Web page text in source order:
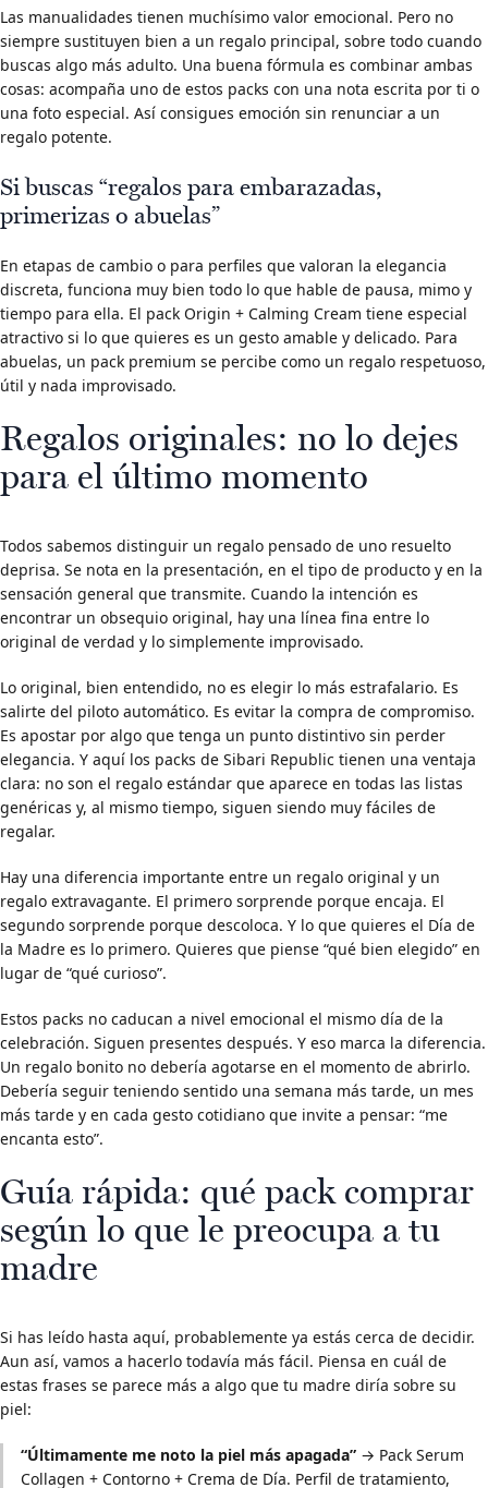
Las manualidades tienen muchísimo valor emocional. Pero no
siempre sustituyen bien a un regalo principal, sobre todo cuando
buscas algo más adulto. Una buena fórmula es combinar ambas
cosas: acompaña uno de estos packs con una nota escrita por ti o
una foto especial. Así consigues emoción sin renunciar a un
regalo potente.
Si buscas “regalos para embarazadas,
primerizas o abuelas”
En etapas de cambio o para perfiles que valoran la elegancia
discreta, funciona muy bien todo lo que hable de pausa, mimo y
tiempo para ella. El pack Origin + Calming Cream tiene especial
atractivo si lo que quieres es un gesto amable y delicado. Para
abuelas, un pack premium se percibe como un regalo respetuoso,
útil y nada improvisado.
Regalos originales: no lo dejes
para el último momento
Todos sabemos distinguir un regalo pensado de uno resuelto
deprisa. Se nota en la presentación, en el tipo de producto y en la
sensación general que transmite. Cuando la intención es
encontrar un obsequio original, hay una línea fina entre lo
original de verdad y lo simplemente improvisado.
Lo original, bien entendido, no es elegir lo más estrafalario. Es
salirte del piloto automático. Es evitar la compra de compromiso.
Es apostar por algo que tenga un punto distintivo sin perder
elegancia. Y aquí los packs de Sibari Republic tienen una ventaja
clara: no son el regalo estándar que aparece en todas las listas
genéricas y, al mismo tiempo, siguen siendo muy fáciles de
regalar.
Hay una diferencia importante entre un regalo original y un
regalo extravagante. El primero sorprende porque encaja. El
segundo sorprende porque descoloca. Y lo que quieres el Día de
la Madre es lo primero. Quieres que piense “qué bien elegido” en
lugar de “qué curioso”.
Estos packs no caducan a nivel emocional el mismo día de la
celebración. Siguen presentes después. Y eso marca la diferencia.
Un regalo bonito no debería agotarse en el momento de abrirlo.
Debería seguir teniendo sentido una semana más tarde, un mes
más tarde y en cada gesto cotidiano que invite a pensar: “me
encanta esto”.
Guía rápida: qué pack comprar
según lo que le preocupa a tu
madre
Si has leído hasta aquí, probablemente ya estás cerca de decidir.
Aun así, vamos a hacerlo todavía más fácil. Piensa en cuál de
estas frases se parece más a algo que tu madre diría sobre su
piel:
“Últimamente me noto la piel más apagada”→ Pack Serum
Collagen + Contorno + Crema de Día. Perfil de tratamiento,